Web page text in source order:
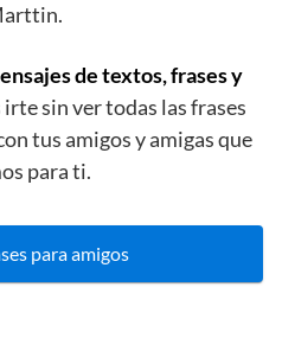
de textos, frases y
irte sin ver todas las frases
tus amigos y amigas que
para ti.
para amigos